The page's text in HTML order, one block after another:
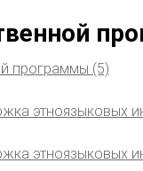
программы (5)
этноязыковых
этноязыковых